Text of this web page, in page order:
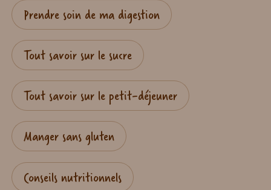
Prendre soin de ma digestion
Tout savoir sur le sucre
Tout savoir sur le petit-déjeuner
Manger sans gluten
Conseils nutritionnels